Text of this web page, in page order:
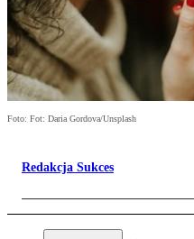
Foto: Fot: Daria Gordova/Unsplash
Redakcja Sukces